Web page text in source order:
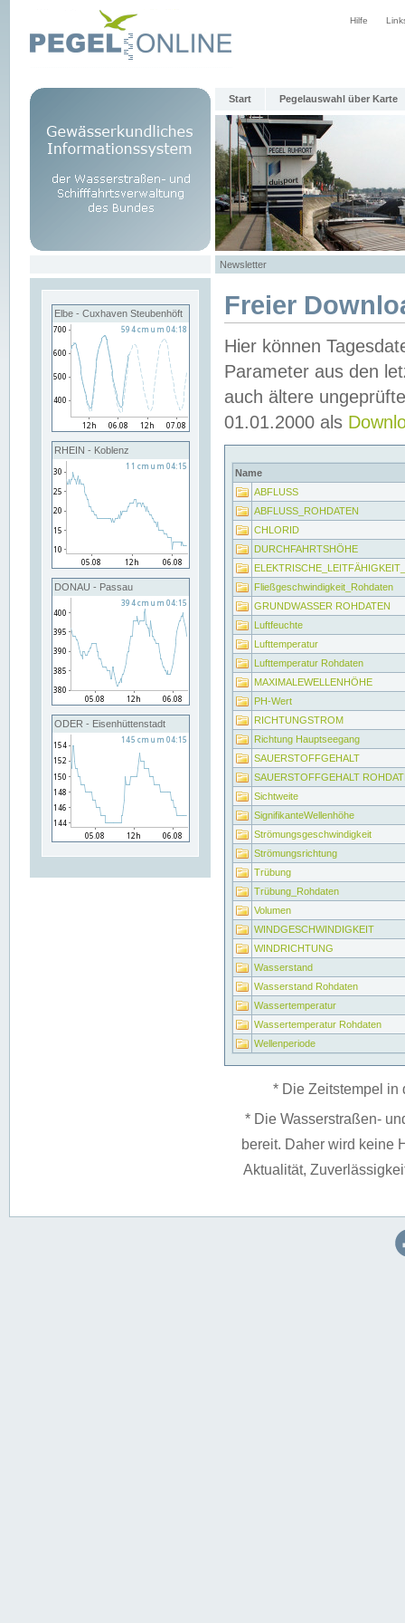
Hilfe
Start Pegelauswahl über Karte
Newsletter
Elbe - Cuxhaven Steubenhöft
RHEIN - Koblenz
DONAU - Passau
ODER - Eisenhüttenstadt
Freier
Hier können
Parameter aus den
auch ältere
01.01.2000 als
Name
ABFLUSS
ABFLUSS_ROHDATEN
CHLORID
DURCHFAHRTSHÖHE
Fließgeschwindigkeit_Rohdaten
GRUNDWASSER ROHDATEN
Luftfeuchte
Lufttemperatur
Lufttemperatur Rohdaten
MAXIMALEWELLENHÖHE
PH-Wert
RICHTUNGSTROM
Richtung Hauptseegang
SAUERSTOFFGEHALT
SAUERSTOFFGEHALT
Sichtweite
SignifikanteWellenhöhe
Strömungsgeschwindigkeit
Strömungsrichtung
Trübung
Trübung_Rohdaten
Volumen
WINDGESCHWINDIGKEIT
WINDRICHTUNG
Wasserstand
Wasserstand Rohdaten
Wassertemperatur
Wassertemperatur Rohdaten
Wellenperiode
* Die Zeitstempel in
* Die Wasserstraßen-
bereit. Daher wird keine
Aktualität,